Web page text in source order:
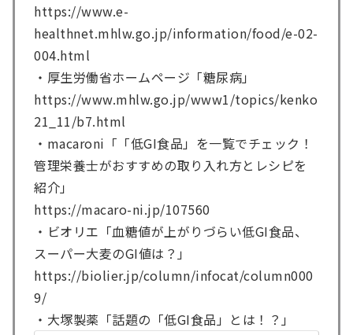
https://www.e-
healthnet.mhlw.go.jp/information/food/e-02-
004.html
・厚生労働省ホームページ「糖尿病」
https://www.mhlw.go.jp/www1/topics/kenko
21_11/b7.html
・macaroni「「低GI食品」を一覧でチェック！
管理栄養士がおすすめの取り入れ方とレシピを
紹介」
https://macaro-ni.jp/107560
・ビオリエ「血糖値が上がりづらい低GI食品、
スーパー大麦のGI値は？」
https://biolier.jp/column/infocat/column000
9/
・大塚製薬「話題の「低GI食品」とは！？」